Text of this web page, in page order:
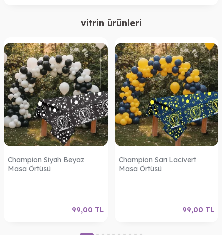
vitrin ürünleri
Champion Siyah Beyaz
Masa Örtüsü
99,00 TL
Champion Sarı Lacivert
Masa Örtüsü
99,00 TL